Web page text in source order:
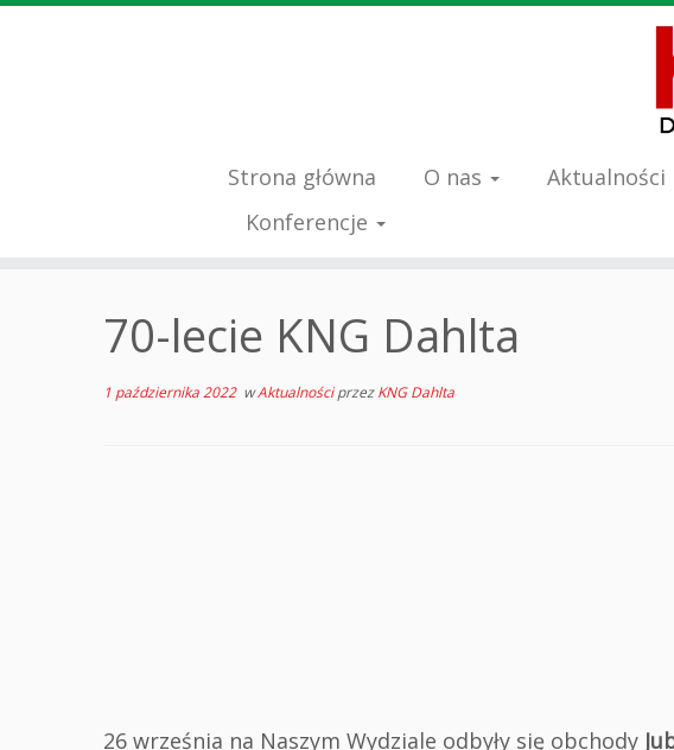
Strona główna O nas Aktualności
Konferencje
70-lecie KNG Dahlta
1 października 2022wAktualnościprzezKNG Dahlta
26 września na Naszym Wydziale odbyły się obchody